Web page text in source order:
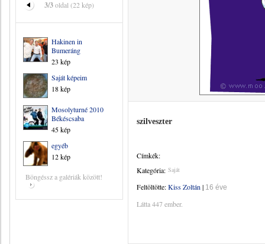
3/3oldal (22 kép)
Hakinen in
Bumeráng
23 kép
Saját képeim
18 kép
Mosolyturné 2010
Békéscsaba
45 kép
egyéb
12 kép
Böngéssz a galériák között!
szilveszter
Címkék:
Kategória: Saját
Feltöltötte:Kiss Zoltán | 16 éve
Látta 447 ember.